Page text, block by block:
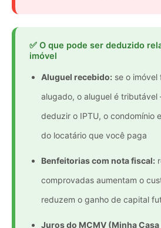
✅ O que pode ser deduzido
imóvel
Aluguel recebido: se o imóvel
alugado, o aluguel é
deduzir o IPTU, o condomínio
do locatário que você paga
Benfeitorias com nota fiscal:
comprovadas aumentam o
reduzem o ganho de capital
Juros do MCMV (Minha